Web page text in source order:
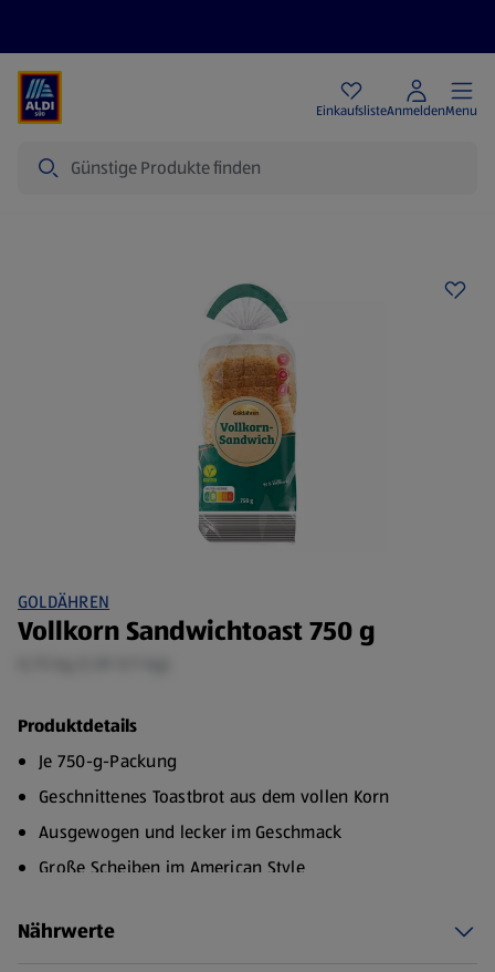
EinkaufslisteAnmeldenMenu
GOLDÄHREN
Vollkorn Sandwichtoast 750 g
Produktdetails
Je 750-g-Packung
Geschnittenes Toastbrot aus dem vollen Korn
Ausgewogen und lecker im Geschmack
Große Scheiben im American Style
Nährwerte